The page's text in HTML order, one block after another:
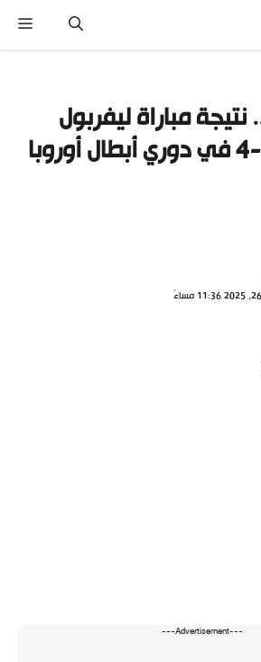
مباراة ليفربول
وآيندهوفن 1-4 في دوري أبطال أوروبا
---Advertisement---